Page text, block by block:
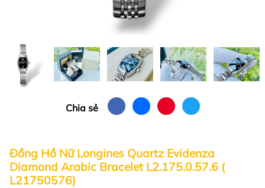
Chia sẻ
Đồng Hồ Nữ Longines Quartz Evidenza
Diamond Arabic Bracelet L2.175.0.57.6 (
L21750576)